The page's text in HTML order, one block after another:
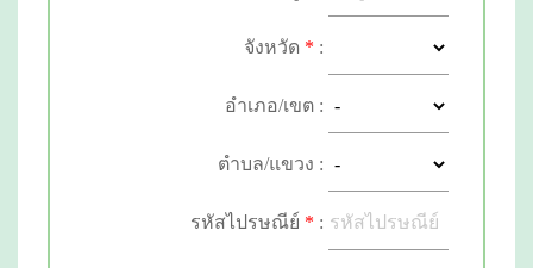
จังหวัด * :
อำเภอ/เขต :
ตำบล/แขวง :
รหัสไปรษณีย์ * :